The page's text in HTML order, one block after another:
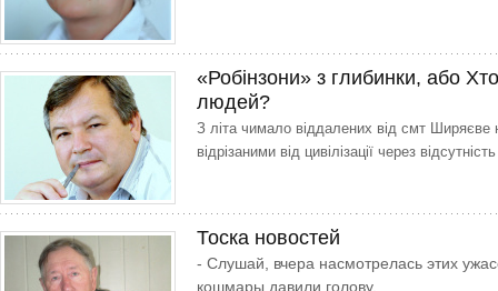
«Робінзони» з глибинки, або
людей?
З літа чимало віддалених від смт Ширяєве
відрізаними від цивілізації через
Тоска новостей
- Слушай, вчера насмотрелась этих
кошмары давили голову.